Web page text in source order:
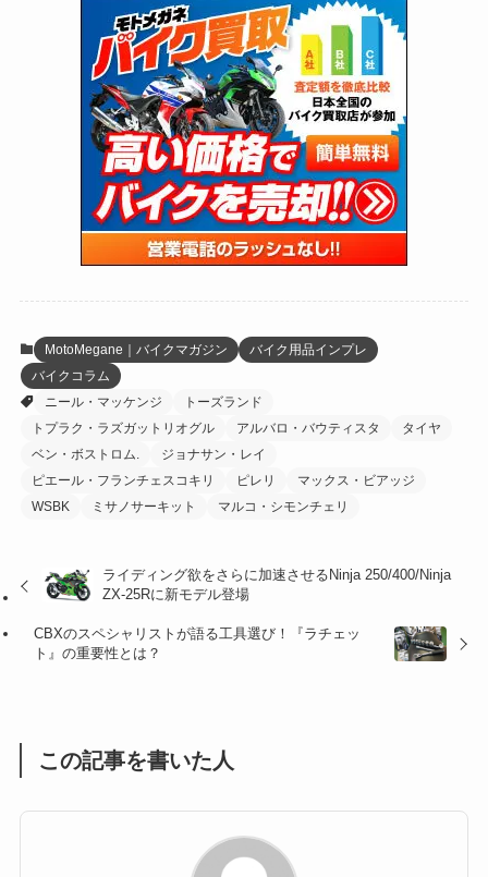
(51)
(34)
(5)
(12)
(63)
(109)
(16)
(25)
(24)
(46)
(15)
(5)
(16)
(62)
(4)
(6)
(17)
(5)
(32)
(131)
(38)
(131)
(167)
(85)
(21)
(61)
(171)
(98)
(13)
(60)
(274)
(171)
(38)
(47)
(59)
(36)
(1)
(16)
(141)
(254)
(204)
(166)
(23)
(33)
(34)
(35)
(41)
(415)
(16)
(170)
(27)
(1,605)
(147)
(13)
(19)
(12)
(16)
(20)
(8)
(16)
(55)
MotoMegane｜バイクマガジン
バイク用品インプレ
バイクコラム
ニール・マッケンジ
トーズランド
トプラク・ラズガットリオグル
アルバロ・バウティスタ
タイヤ
ベン・ボストロム.
ジョナサン・レイ
ピエール・フランチェスコキリ
ピレリ
マックス・ビアッジ
WSBK
ミサノサーキット マルコ・シモンチェリ
ライディング欲をさらに加速させるNinja 250/400/Ninja
ZX-25Rに新モデル登場
CBXのスペシャリストが語る工具選び！『ラチェッ
ト』の重要性とは？
この記事を書いた人